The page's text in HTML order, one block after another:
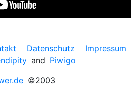
Datenschutz
Impressum
and Piwigo
©2003